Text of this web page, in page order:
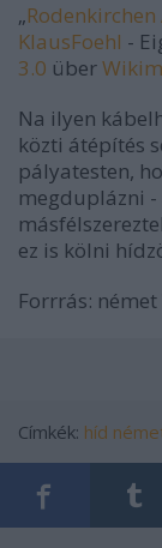
„
KlausFoehl -
3.0 über
Na ilyen
közti átépítés
pályatesten,
megduplázni
ez is kölni
Forrrás:
Címkék: híd